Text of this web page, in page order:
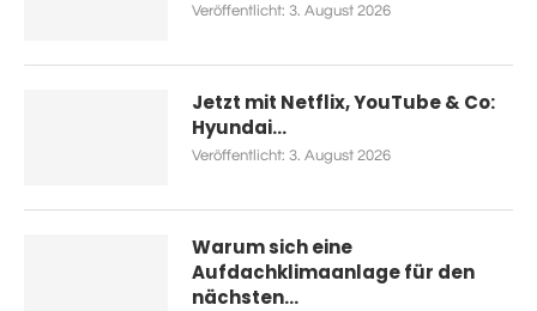
Veröffentlicht: 3. August 2026
Jetzt mit Netflix, YouTube & Co:
Hyundai...
Veröffentlicht: 3. August 2026
Warum sich eine
Aufdachklimaanlage für den
nächsten...